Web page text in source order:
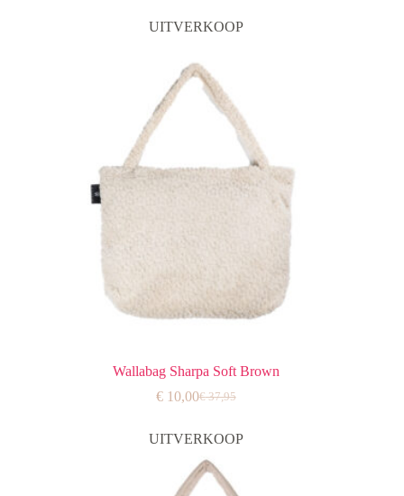
was:
is:
UITVERKOOP
Wallabag Sharpa Soft Brown
€37,95
Oorspronkelijke
was:
€10,00Huidige
is:
UITVERKOOP